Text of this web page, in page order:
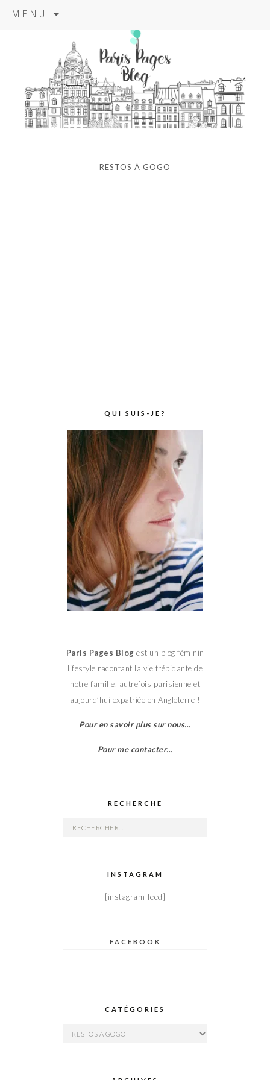
MENU
principal
paris pages
blog
RESTOS À GOGO
QUI SUIS-JE?
Paris Pages Blog est un blog féminin
lifestyle racontant la vie trépidante de
notre famille, autrefois parisienne et
aujourd’hui expatriée en Angleterre !
Pour en savoir plus sur nous…
Pour me contacter…
RECHERCHE
Rechercher :
INSTAGRAM
[instagram-feed]
FACEBOOK
CATÉGORIES
Catégories